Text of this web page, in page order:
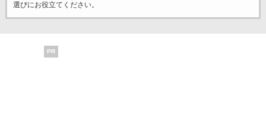
選びにお役立てください。
PR